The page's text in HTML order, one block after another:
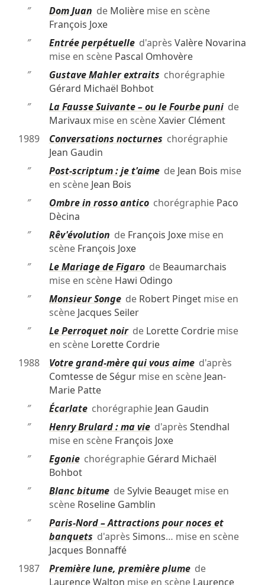
″
Dom Juan de Molièremise en scène
François Joxe
″
Entrée perpétuelled'après Valère Novarina
mise en scène Pascal Omhovère
″
Gustave Mahler extraits chorégraphie
Gérard Michaël Bohbot
″
La Fausse Suivante – ou le Fourbe punide
Marivauxmise en scèneXavier Clément
1989
Conversations nocturnes chorégraphie
Jean Gaudin
″
Post-scriptum : je t'aimede Jean Bois mise
en scène Jean Bois
″
Ombre in rosso anticochorégraphie Paco
Dècina
″
Rêv'évolution de François Joxemise en
scène François Joxe
″
Le Mariage de Figarode Beaumarchais
mise en scène Hawi Odingo
″
Monsieur Songede Robert Pingetmise en
scène Jacques Seiler
″
Le Perroquet noirde Lorette Cordriemise
en scène Lorette Cordrie
1988
Votre grand-mère qui vous aimed'après
Comtesse de Ségurmise en scène Jean-
Marie Patte
″
Écarlatechorégraphie Jean Gaudin
″
Henry Brulard : ma vied'après Stendhal
mise en scène François Joxe
″
Egoniechorégraphie Gérard Michaël
Bohbot
″
Blanc bitumedeSylvie Beaugetmise en
scène Roseline Gamblin
″
Paris-Nord – Attractions pour noces et
banquets d'après Simons… mise en scène
Jacques Bonnaffé
1987
Première lune, première plumede
Laurence Walton mise en scène Laurence